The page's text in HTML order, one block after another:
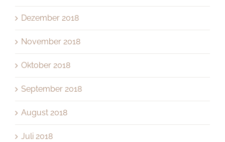
Dezember 2018
November 2018
Oktober 2018
September 2018
August 2018
Juli 2018